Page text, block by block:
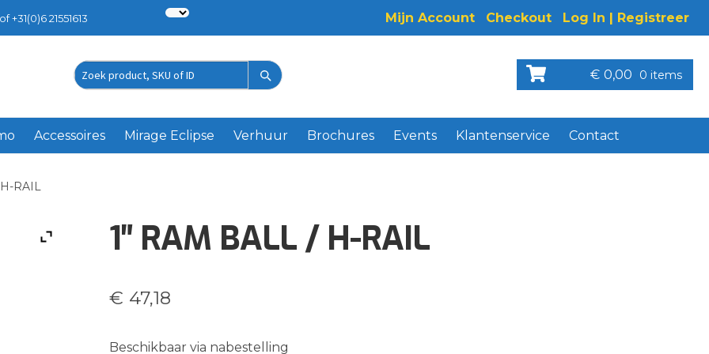
+31(0)6 21551613 Mijn Account Checkout Log In | Registreer
Zoek
€ 0,00 0 items
Accessoires Mirage Eclipse Verhuur Brochures Events Klantenservice Contact
RAIL
1″ RAM BALL / H-RAIL
€ 47,18
Beschikbaar via nabestelling